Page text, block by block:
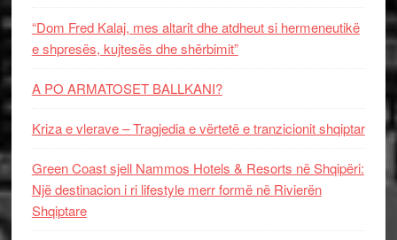
“Dom Fred Kalaj, mes altarit dhe atdheut si hermeneutikë
e shpresës, kujtesës dhe shërbimit”
A PO ARMATOSET BALLKANI?
Kriza e vlerave – Tragjedia e vërtetë e tranzicionit shqiptar
Green Coast sjell Nammos Hotels & Resorts në Shqipëri:
Një destinacion i ri lifestyle merr formë në Rivierën
Shqiptare